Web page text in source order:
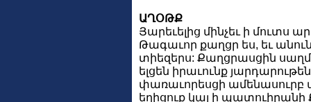
ԱՂՕԹՔ
Յարեւելից մինչեւ ի մուտս
Թագաւոր քաղցր ես, եւ
տիեզերս: Քաղցրասցին
ելցեն իրաւունք
փառաւորեսցի ամենասուրբ
եղիցուք կալ ի պատուիրանի